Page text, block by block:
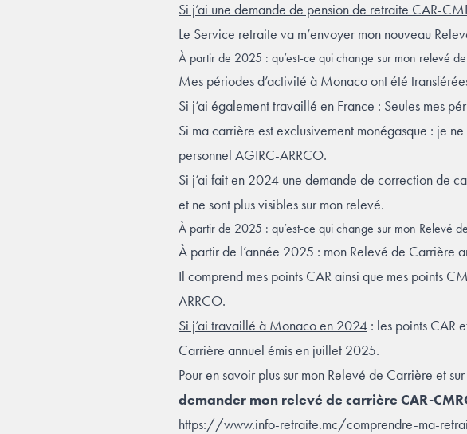
Si j’ai une demande de pension de retraite CAR-
Le Service retraite va m’envoyer mon nouveau
À partir de 2025 : qu’est-ce qui change sur mon relevé
Mes périodes d’activité à Monaco ont été
Si j’ai également travaillé en France : Seules mes
Si ma carrière est exclusivement monégasque : je
personnel AGIRC-ARRCO.
Si j’ai fait en 2024 une demande de correction de
et ne sont plus visibles sur mon relevé.
À partir de 2025 : qu’est-ce qui change sur mon Relevé
À partir de l’année 2025 : mon Relevé de Carrière
Il comprend mes points CAR ainsi que mes points
ARRCO.
Si j’ai travaillé à Monaco en 2024 : les points CAR
Carrière annuel émis en juillet 2025.
Pour en savoir plus sur mon Relevé de Carrière et
demander mon relevé de carrière CAR-
https://www.info-retraite.mc/comprendre-ma-